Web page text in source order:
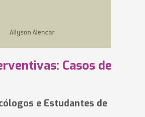
Casos de
e Estudantes de